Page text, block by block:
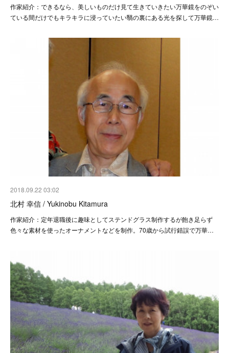
作家紹介：できるなら、美しいものだけ見て生きていきたい万華鏡をのぞい
ている間だけでもキラキラに浸っていたい翳の裏にある光を探して万華鏡…
2018.09.22 03:02
北村 幸信 / Yukinobu Kitamura
作家紹介：定年退職後に趣味としてステンドグラス制作するが飽き足らず
色々な素材を使ったオーナメントなどを制作。70歳から試行錯誤で万華…